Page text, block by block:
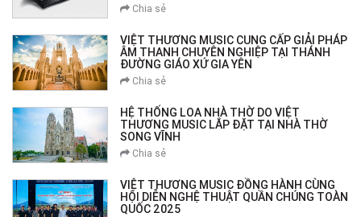
Chia sẻ
VIỆT THƯƠNG MUSIC CUNG CẤP GIẢI PHÁP
ÂM THANH CHUYÊN NGHIỆP TẠI THÁNH
ĐƯỜNG GIÁO XỨ GIA YÊN
Chia sẻ
HỆ THỐNG LOA NHÀ THỜ DO VIỆT
THƯƠNG MUSIC LẮP ĐẶT TẠI NHÀ THỜ
SONG VĨNH
Chia sẻ
VIỆT THƯƠNG MUSIC ĐỒNG HÀNH CÙNG
HỘI DIỄN NGHỆ THUẬT QUẦN CHÚNG TOÀN
QUỐC 2025